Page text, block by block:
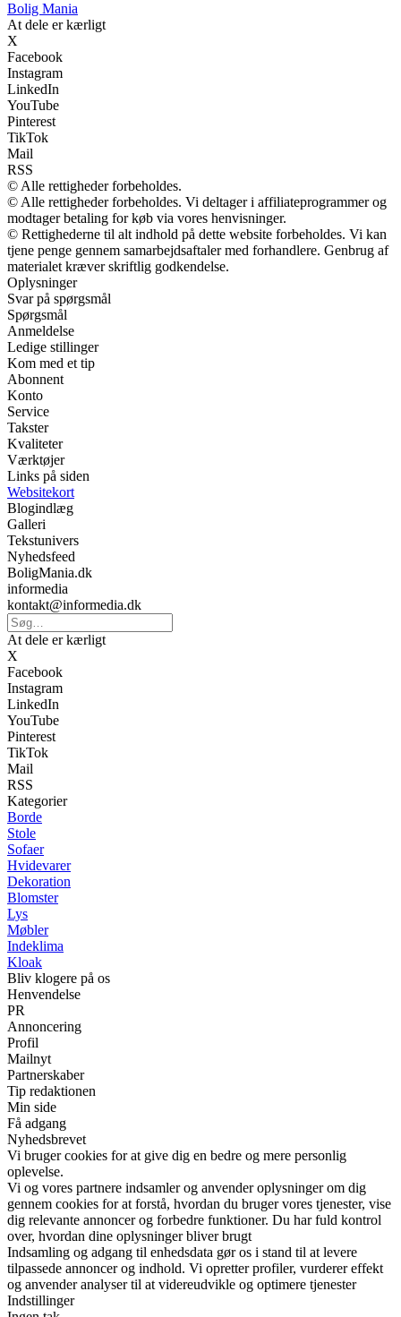
Bolig Mania
At dele er kærligt
X
Facebook
Instagram
LinkedIn
YouTube
Pinterest
TikTok
Mail
RSS
© Alle rettigheder forbeholdes.
© Alle rettigheder forbeholdes. Vi deltager i affiliateprogrammer og
modtager betaling for køb via vores henvisninger.
© Rettighederne til alt indhold på dette website forbeholdes. Vi kan
tjene penge gennem samarbejdsaftaler med forhandlere. Genbrug af
materialet kræver skriftlig godkendelse.
Oplysninger
Svar på spørgsmål
Spørgsmål
Anmeldelse
Ledige stillinger
Kom med et tip
Abonnent
Konto
Service
Takster
Kvaliteter
Værktøjer
Links på siden
Websitekort
Blogindlæg
Galleri
Tekstunivers
Nyhedsfeed
BoligMania.dk
informedia
kontakt@informedia.dk
At dele er kærligt
X
Facebook
Instagram
LinkedIn
YouTube
Pinterest
TikTok
Mail
RSS
Kategorier
Borde
Stole
Sofaer
Hvidevarer
Dekoration
Blomster
Lys
Møbler
Indeklima
Kloak
Bliv klogere på os
Henvendelse
PR
Annoncering
Profil
Mailnyt
Partnerskaber
Tip redaktionen
Min side
Få adgang
Nyhedsbrevet
Vi bruger cookies for at give dig en bedre og mere personlig
oplevelse.
Vi og vores partnere indsamler og anvender oplysninger om dig
gennem cookies for at forstå, hvordan du bruger vores tjenester, vise
dig relevante annoncer og forbedre funktioner. Du har fuld kontrol
over, hvordan dine oplysninger bliver brugt
Indsamling og adgang til enhedsdata gør os i stand til at levere
tilpassede annoncer og indhold. Vi opretter profiler, vurderer effekt
og anvender analyser til at videreudvikle og optimere tjenester
Indstillinger